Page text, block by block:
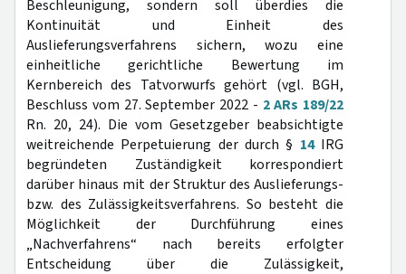
Beschleunigung, sondern soll überdies die
Kontinuität und Einheit des
Auslieferungsverfahrens sichern, wozu eine
einheitliche gerichtliche Bewertung im
Kernbereich des Tatvorwurfs gehört (vgl. BGH,
Beschluss vom 27. September 2022 - 2 ARs 189/22
Rn. 20, 24). Die vom Gesetzgeber beabsichtigte
weitreichende Perpetuierung der durch § 14IRG
begründeten Zuständigkeit korrespondiert
darüber hinaus mit der Struktur des Auslieferungs-
bzw. des Zulässigkeitsverfahrens. So besteht die
Möglichkeit der Durchführung eines
„Nachverfahrens“ nach bereits erfolgter
Entscheidung über die Zulässigkeit,